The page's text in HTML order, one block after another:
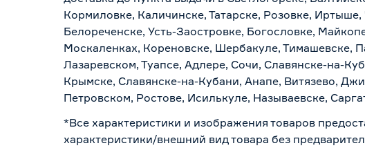
Кормиловке, Каличинске, Татарске, Розовке,
Белореченске, Усть-Заостровке, Богословке,
Москаленках, Кореновске, Шербакуле, Тимашевске,
Лазаревском, Туапсе, Адлере, Сочи, Славянске-на-
Крымске, Славянске-на-Кубани, Анапе, Витязево,
Петровском, Ростове, Исилькуле, Называевске,
*Все характеристики и изображения товаров
характеристики/внешний вид товара без